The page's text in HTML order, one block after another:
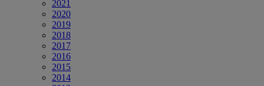
2021
2020
2019
2018
2017
2016
2015
2014